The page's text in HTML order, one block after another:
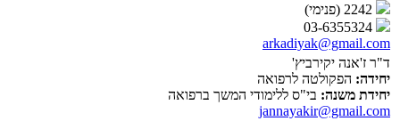
arkadiyak@gmail.com
ד"ר ז'אנה יקירביץ'
יחידה: הפקולטה לרפואה
יחידת משנה: בי"ס ללימודי המשך ברפואה
jannayakir@gmail.com